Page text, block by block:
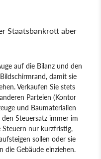
Staatsbankrott aber
auf die Bilanz und den
damit sie
Verkaufen Sie stets
Parteien (Kontor
und Baumaterialien
Steuersatz immer im
Steuern nur kurzfristig,
sollen oder sie
die Gebäude einziehen.